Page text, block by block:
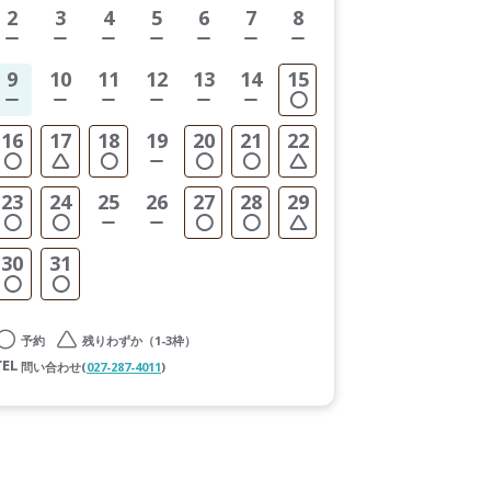
2 3 4 5 6 7 8
9 10 11 12 13 14 15
16 17 18 19 20 21 22
23 24 25 26 27 28 29
30 31
予約
残りわずか（1-3枠）
問い合わせ(027-287-4011)